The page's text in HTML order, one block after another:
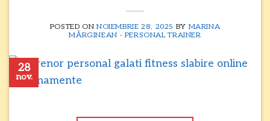
POSTED ON NOIEMBRIE 28, 2025 BY MARINA
MĂRGINEAN - PERSONAL TRAINER
28
nov.